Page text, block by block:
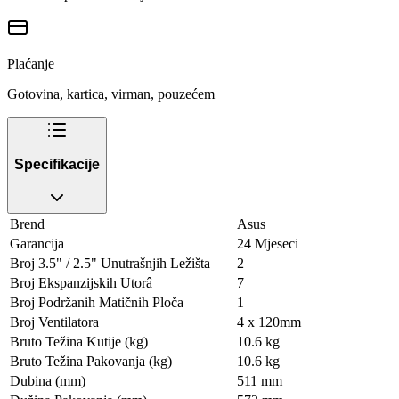
Plaćanje
Gotovina, kartica, virman, pouzećem
Specifikacije
Brend
Asus
Garancija
24 Mjeseci
Broj 3.5" / 2.5" Unutrašnjih Ležišta
2
Broj Ekspanzijskih Utorâ
7
Broj Podržanih Matičnih Ploča
1
Broj Ventilatora
4 x 120mm
Bruto Težina Kutije (kg)
10.6 kg
Bruto Težina Pakovanja (kg)
10.6 kg
Dubina (mm)
511 mm